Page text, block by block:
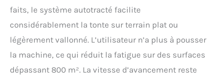
faits, le système autotracté facilite
considérablement la tonte sur terrain plat ou
légèrement vallonné. L’utilisateur n’a plus à pousser
la machine, ce qui réduit la fatigue sur des surfaces
dépassant 800 m². La vitesse d’avancement reste